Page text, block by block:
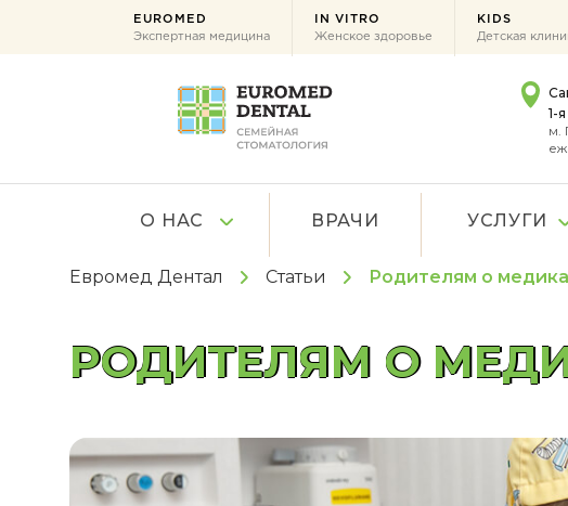
EUROMED
Экспертная медицина
IN VITRO
Женское здоровье
KIDS
Детская
1-
м.
О НАС ВРАЧИ УСЛУГИ
Евромед Дентал Статьи Родителям о
РОДИТЕЛЯМ О